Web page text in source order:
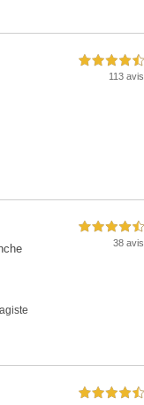
4,5 étoiles sur 5
113 avis
4,5 étoiles sur 5
38 avis
4,5 étoiles sur 5